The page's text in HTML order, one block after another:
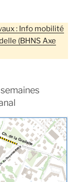
: Info mobilité
(BHNS Axe